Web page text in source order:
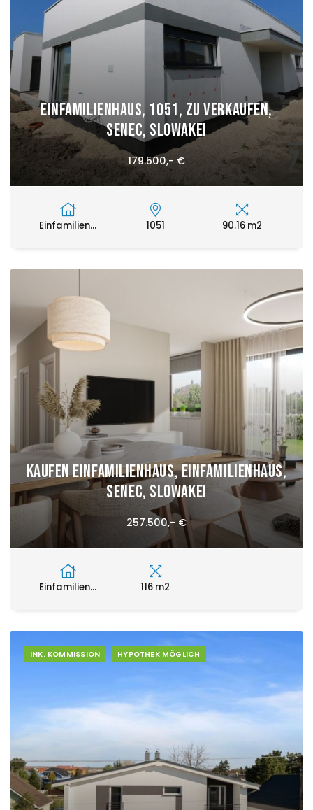
Einfamilienhaus, 1051, zu verkaufen,
Senec, Slowakei
179.500,- €
Einfamilien... 1051 90.16 m2
Kaufen Einfamilienhaus, Einfamilienhaus,
Senec, Slowakei
257.500,- €
Einfamilien... 116 m2
INK. KOMMISSION HYPOTHEK MÖGLICH